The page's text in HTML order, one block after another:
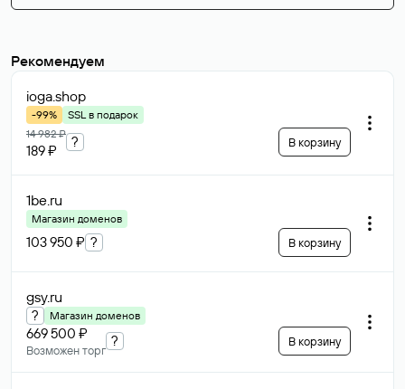
Рекомендуем
ioga.shop
-99%
SSL в подарок
14 982 ₽
189 ₽
? В корзину
1be.ru
Магазин доменов
103 950 ₽ ? В корзину
gsy.ru
? Магазин доменов
669 500 ₽
Возможен торг
? В корзину